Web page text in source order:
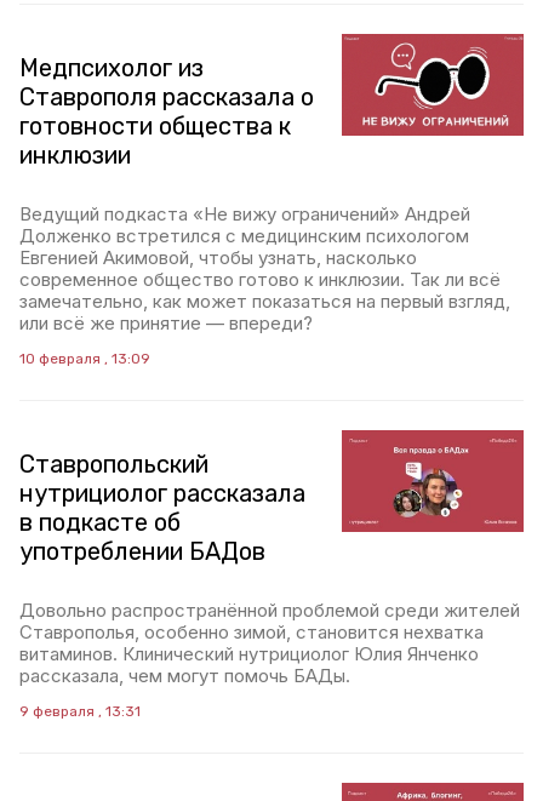
Медпсихолог из
Ставрополя рассказала о
готовности общества к
инклюзии
Ведущий подкаста «Не вижу ограничений» Андрей
Долженко встретился с медицинским психологом
Евгенией Акимовой, чтобы узнать, насколько
современное общество готово к инклюзии. Так ли всё
замечательно, как может показаться на первый взгляд,
или всё же принятие — впереди?
10 февраля , 13:09
Ставропольский
нутрициолог рассказала
в подкасте об
употреблении БАДов
Довольно распространённой проблемой среди жителей
Ставрополья, особенно зимой, становится нехватка
витаминов. Клинический нутрициолог Юлия Янченко
рассказала, чем могут помочь БАДы.
9 февраля , 13:31